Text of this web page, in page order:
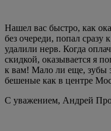
Нашел вас быстро, как
без очереди, попал сразу
удалили нерв. Когда
скидкой, оказывается я
к вам! Мало ли еще, зубы
бешеные как в центре
С уважением, Андрей